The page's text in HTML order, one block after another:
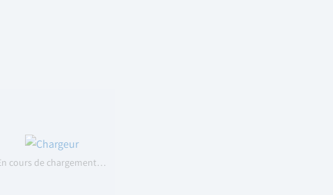
cours de chargement…